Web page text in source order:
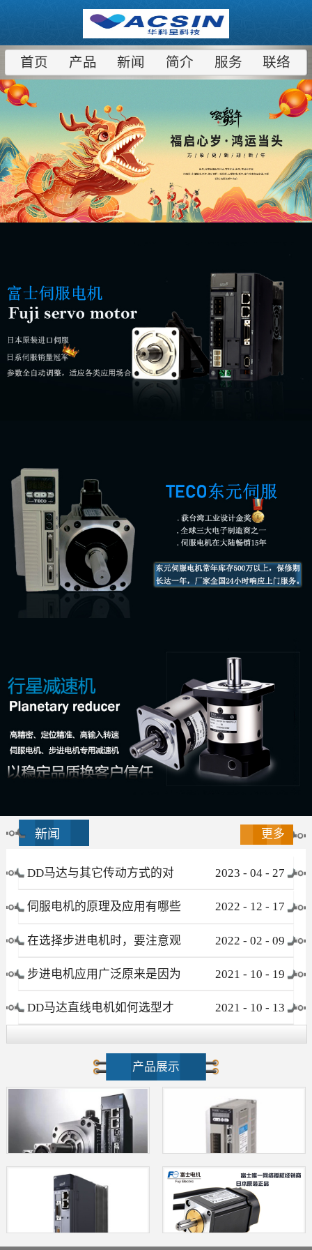
首页 产品 新闻 简介 服务 联络
新闻 更多
DD马达与其它传动方式的对
比
2023 - 04 - 27
伺服电机的原理及应用有哪些 2022 - 12 - 17
在选择步进电机时，要注意观
察这些要素
2022 - 02 - 09
步进电机应用广泛原来是因为
这个优点！
2021 - 10 - 19
DD马达直线电机如何选型才
不会被忽悠?
2021 - 10 - 13
产品展示